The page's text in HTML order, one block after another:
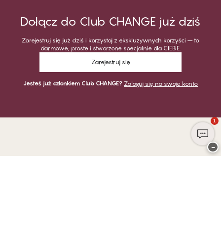
Dołącz do Club CHANGE już dziś
Zarejestruj się już dziś i korzystaj z ekskluzywnych korzyści – to
darmowe, proste i stworzone specjalnie dla CIEBIE.
Zarejestruj się
Jesteś już członkiem Club CHANGE? Zaloguj się na swoje konto
1
−